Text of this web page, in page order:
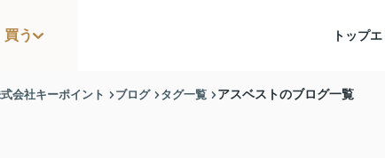
買う トップエ
会社キーポイント ブログ タグ一覧 アスベストのブログ一覧